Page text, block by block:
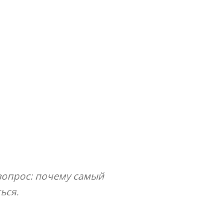
почему самый